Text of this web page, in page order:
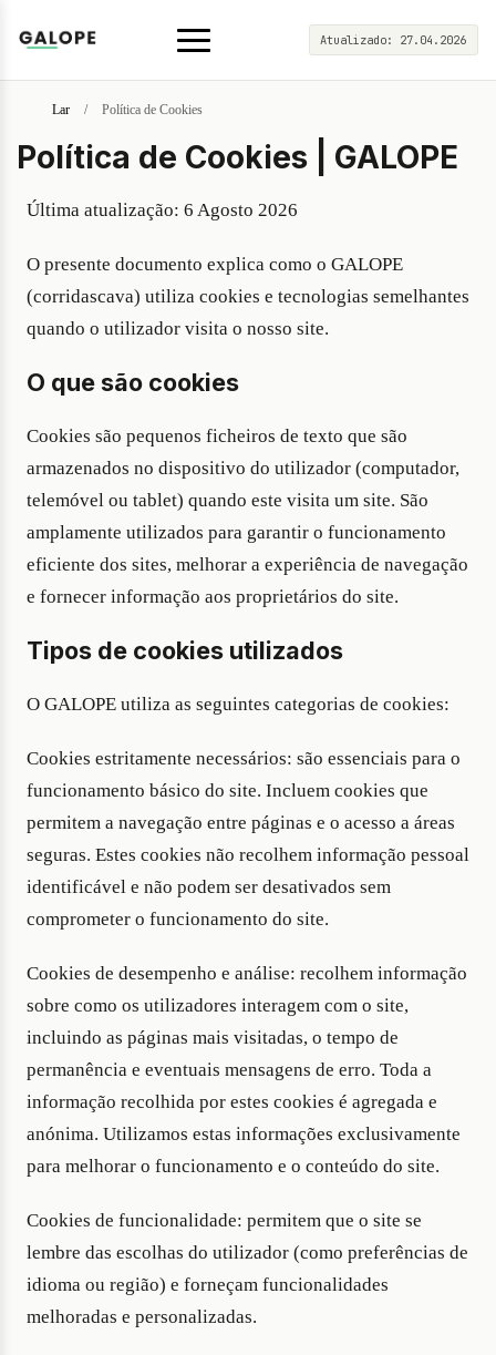
Atualizado: 27.04.2026
Lar / Política de Cookies
Política de Cookies | GALOPE
Última atualização: 6 Agosto 2026
O presente documento explica como o GALOPE
(corridascava) utiliza cookies e tecnologias semelhantes
quando o utilizador visita o nosso site.
O que são cookies
Cookies são pequenos ficheiros de texto que são
armazenados no dispositivo do utilizador (computador,
telemóvel ou tablet) quando este visita um site. São
amplamente utilizados para garantir o funcionamento
eficiente dos sites, melhorar a experiência de navegação
e fornecer informação aos proprietários do site.
Tipos de cookies utilizados
O GALOPE utiliza as seguintes categorias de cookies:
Cookies estritamente necessários: são essenciais para o
funcionamento básico do site. Incluem cookies que
permitem a navegação entre páginas e o acesso a áreas
seguras. Estes cookies não recolhem informação pessoal
identificável e não podem ser desativados sem
comprometer o funcionamento do site.
Cookies de desempenho e análise: recolhem informação
sobre como os utilizadores interagem com o site,
incluindo as páginas mais visitadas, o tempo de
permanência e eventuais mensagens de erro. Toda a
informação recolhida por estes cookies é agregada e
anónima. Utilizamos estas informações exclusivamente
para melhorar o funcionamento e o conteúdo do site.
Cookies de funcionalidade: permitem que o site se
lembre das escolhas do utilizador (como preferências de
idioma ou região) e forneçam funcionalidades
melhoradas e personalizadas.